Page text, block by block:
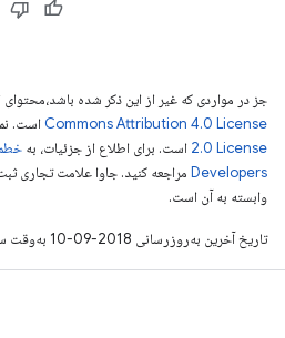
جز در مواردی که غیر از این ذکر شده
Commons Attribution 4.0 License است.
2.0 License است. برای اطلاع از جزئیات، به
Developers‏
وابسته به آن است.
تاریخ آخرین به‌روزرسانی 2018-09-10 به‌وقت ساعت هماهنگ جهانی.